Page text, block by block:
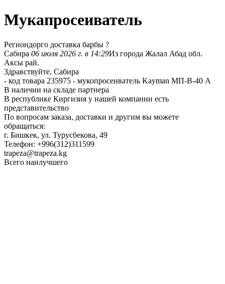
Мукапросеиватель
Региондорго доставка барбы ?
Сабира 06 июля 2026 г. в 14:29Из города Жалал Абад обл.
Аксы рай.
Здравствуйте, Сабира
- код товара 235975 - мукопросеиватель Kayman МП-В-40 А
В наличии на складе партнера
В республике Киргизия у нашей компании есть
представительство
По вопросам заказа, доставки и другим вы можете
обращаться:
г. Бишкек, ул. Турусбекова, 49
Телефон: +996(312)311599
trapeza@trapeza.kg
Всего наилучшего